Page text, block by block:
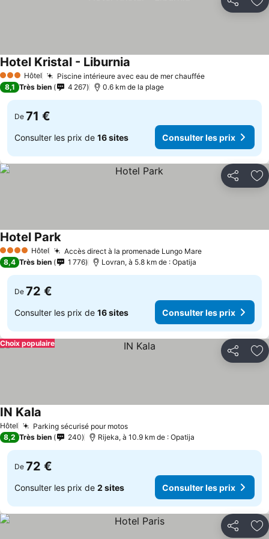
Partager
3 ÉtoilesHôtel Piscine intérieure avec eau de mer chauffée
Hotel Kristal - Liburnia
8,1 Très bien 4 267 0.6 km de la plage
De 71 €
Consulter les prix de 16 sites Consulter les prix
Partager
4 Étoiles Hôtel Accès direct à la promenade Lungo Mare
Hotel Park
8,4 Très bien 1 776 Lovran, à 5.8 km de : Opatija
De 72 €
Consulter les prix de 16 sites Consulter les prix
Partager
Choix populaire
Hôtel Parking sécurisé pour motos
IN Kala
8,2 Très bien 240 Rijeka, à 10.9 km de : Opatija
De 72 €
Consulter les prix de 2 sites Consulter les prix
Partager